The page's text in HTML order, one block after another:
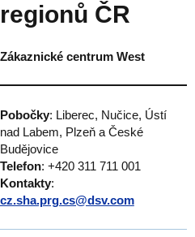
regionů ČR
Zákaznické centrum West
Pobočky: Liberec, Nučice, Ústí
nad Labem, Plzeň a České
Budějovice
Telefon: +420 311 711 001
Kontakty:
cz.sha.prg.cs@dsv.com